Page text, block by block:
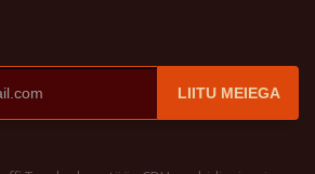
LIITU MEIEGA